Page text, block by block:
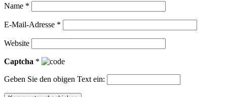
Name *
E-Mail-Adresse *
Website
Captcha *
Geben Sie den obigen Text ein: